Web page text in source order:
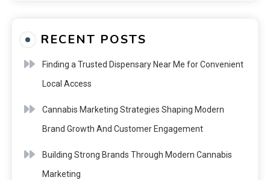
RECENT POSTS
Finding a Trusted Dispensary Near Me for Convenient
Local Access
Cannabis Marketing Strategies Shaping Modern
Brand Growth And Customer Engagement
Building Strong Brands Through Modern Cannabis
Marketing